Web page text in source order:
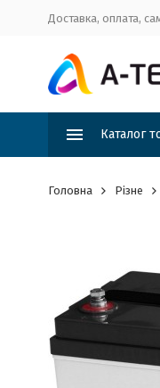
Доставка, оплата,
Каталог
Головна Різне